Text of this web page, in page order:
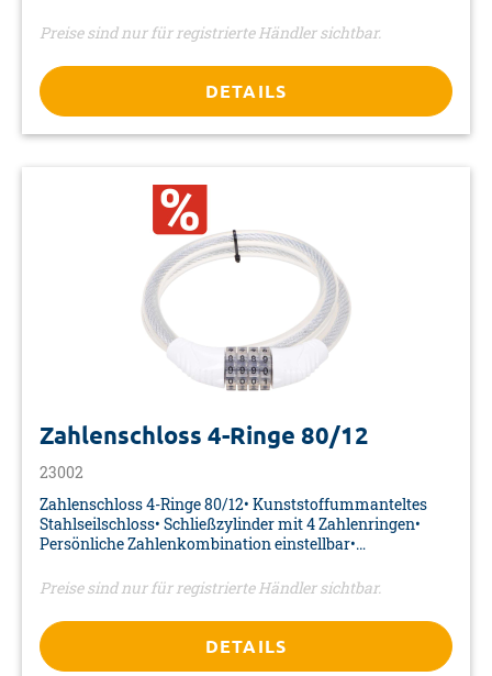
Preise sind nur für registrierte Händler sichtbar.
DETAILS
Zahlenschloss 4-Ringe 80/12
23002
Zahlenschloss 4-Ringe 80/12• Kunststoffummanteltes
Stahlseilschloss• Schließzylinder mit 4 Zahlenringen•
Persönliche Zahlenkombination einstellbar•
x 800 mm• Material: Stahlseil• Verpackung: Karte
Preise sind nur für registrierte Händler sichtbar.
DETAILS